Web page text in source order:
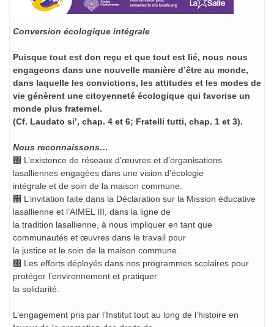
Conversion écologique intégrale
Puisque tout est don reçu et que tout est lié, nous nous
engageons dans une nouvelle manière d’être au monde,
dans laquelle les convictions, les attitudes et les modes de
vie génèrent une citoyenneté écologique qui favorise un
monde plus fraternel.
(Cf. Laudato si’, chap. 4 et 6; Fratelli tutti, chap. 1 et 3).
Nous reconnaissons…
΍ L’existence de réseaux d’œuvres et d’organisations
lasalliennes engagées dans une vision d’écologie
intégrale et de soin de la maison commune.
΍ L’invitation faite dans la Déclaration sur la Mission éducative
lasallienne et l’AIMEL III, dans la ligne de
la tradition lasallienne, à nous impliquer en tant que
communautés et œuvres dans le travail pour
la justice et le soin de la maison commune.
΍ Les efforts déployés dans nos programmes scolaires pour
protéger l’environnement et pratiquer
la solidarité.
L’engagement pris par l’Institut tout au long de l’histoire en